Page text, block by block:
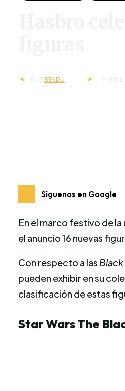
BENDU
Síguenos en Google
En el marco festivo de
el anuncio 16 nuevas
Con respecto a las
pueden exhibir ensu
clasificación de estas
Star Wars The